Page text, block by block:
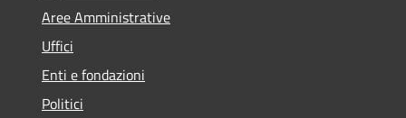
Aree Amministrative
Uffici
Enti e fondazioni
Politici